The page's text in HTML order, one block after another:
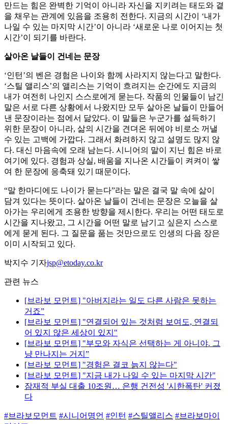
만드는 힘은 완벽한 기억이 아니라 자신을 지키려는 태도와 곁
을 채우는 관계에 있음을 조용히 전한다. 지금의 시간이 ‘내가
나일 수 있는 마지막 시간’이 아니라 ‘새로운 나로 이어지는 첫
시간’이 되기를 바란다.
살아온 날들이 건네는 문장
‘인턴’의 벤은 경험은 나이와 함께 사라지지 않는다고 말한다.
‘스틸 앨리스’의 앨리스는 기억이 흐려지는 순간에도 지금의
내가 여전히 나인지 스스로에게 묻는다. 작품의 인물들이 남긴
말은 서로 다른 상황에서 나왔지만 모두 살아온 날들이 만들어
낸 문장이라는 점에서 닮았다. 이 말들은 누군가를 설득하기
위한 문장이 아니라, 삶의 시간을 견뎌온 뒤에야 비로소 꺼낼
수 있는 고백에 가깝다. 그래서 화려하지 않고 설명도 많지 않
다. 대신 마음속에 오래 남는다. 시니어의 말이 지닌 힘은 바로
여기에 있다. 경험과 상실, 배움을 지나온 시간들이 켜켜이 쌓
여 한 문장에 응축돼 있기 때문이다.
“말 한마디에도 나이가 묻는다”라는 말은 결국 말 속에 삶이
담겨 있다는 뜻이다. 살아온 날들이 건네는 문장은 오늘을 살
아가는 우리에게 조용한 방향을 제시한다. 우리는 어떤 태도로
시간을 지나왔고, 그 시간을 어떤 말로 남기고 싶은지 스스로
에게 묻게 된다. 그 질문을 품는 것만으로도 인생의 다음 장은
이미 시작되고 있다.
박지수 기자jsp@etoday.co.kr
관련 뉴스
[브라보 모먼트] "아버지라는 일도 다른 사람은 못하는
거죠”
[브라보 모먼트] "연결되어 있는 것처럼 보여도, 연결되
어 있지 않은 세상이 있지"
[브라보 모먼트] "부모와 자식은 선택하는 게 아니야. 그
냥 만나지는 거지”
[브라보 모먼트] "경험은 결코 늙지 않는다"
[브라보 모먼트] "지금 내가 나일 수 있는 마지막 시간"
잠재적 부실 대출 10조원… 은행 건전성 '시한폭탄' 커졌
다
#브라보모먼트 #시니어명언 #인턴 #스틸앨리스 #브라보마이